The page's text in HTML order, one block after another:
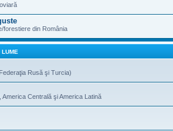
forestiere din România
LUME
Rusă şi Turcia)
America Centrală şi America Latină